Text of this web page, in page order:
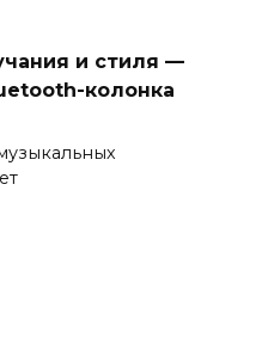
и стиля —
колонка